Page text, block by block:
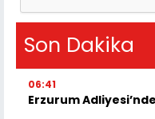
Son Dakika
06:41
Erzurum